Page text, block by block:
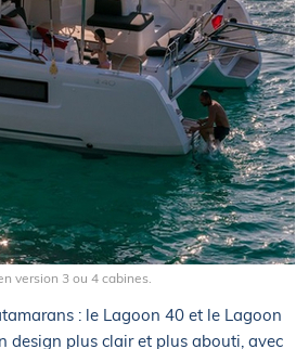
version 3 ou 4 cabines.
: le Lagoon 40 et le Lagoon
design plus clair et plus abouti, avec